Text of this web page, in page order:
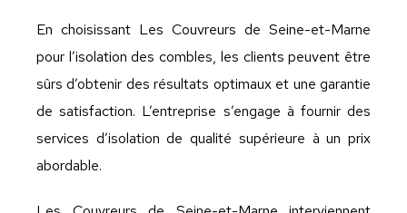
En choisissant Les Couvreurs de Seine-et-Marne
pour l’isolation des combles, les clients peuvent être
sûrs d’obtenir des résultats optimaux et une garantie
de satisfaction. L’entreprise s’engage à fournir des
services d’isolation de qualité supérieure à un prix
abordable.